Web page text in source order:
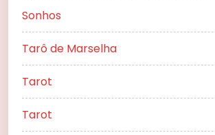
Sonhos
Tarô de Marselha
Tarot
Tarot